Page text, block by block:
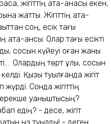
жігіттің ата-анасы екен,
жатты. Жігіттің ата-
соң, есік тағы
ата-ансы. Олар тағы есікті
сосын күйеуі оған жаны
Олардың төрт ұлы, сосын
Қызы туылғанда жігіт
Сонда жігіттің
қуаныштысың?
едің? - десе, жігіт
қыз туылды! - деген